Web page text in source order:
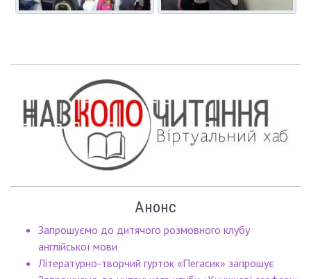
Анонс
Запрошуємо до дитячого розмовного клубу
англійської мови
Літературно-творчий гурток «Пегасик» запрошує